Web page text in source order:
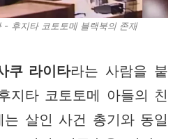
- 후지타 코토토메 블랙북의 존재
쿠 라이타라는 사람을 붙
지타 코토토메 아들의 친
는 살인 사건 총기와 동일